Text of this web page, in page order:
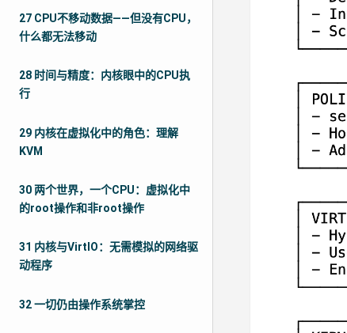
27 CPU不移动数据——但没有CPU，
什么都无法移动
28 时间与精度：内核眼中的CPU执
行
29 内核在虚拟化中的角色：理解
KVM
30 两个世界，一个CPU：虚拟化中
的root操作和非root操作
31 内核与VirtIO：无需模拟的网络驱
动程序
32 一切仍由操作系统掌控